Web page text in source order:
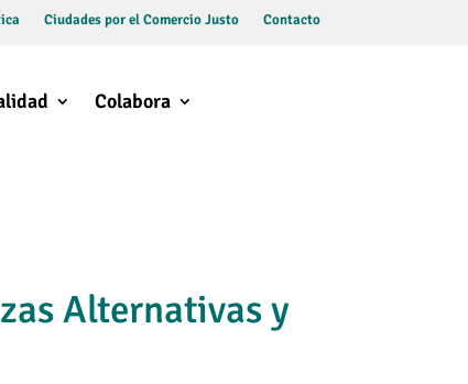
Ciudades por el Comercio Justo Contacto
Colabora
Alternativas y